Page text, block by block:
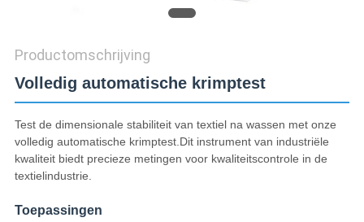
Productomschrijving
Volledig automatische krimptest
Test de dimensionale stabiliteit van textiel na wassen met onze
volledig automatische krimptest.Dit instrument van industriële
kwaliteit biedt precieze metingen voor kwaliteitscontrole in de
textielindustrie.
Toepassingen